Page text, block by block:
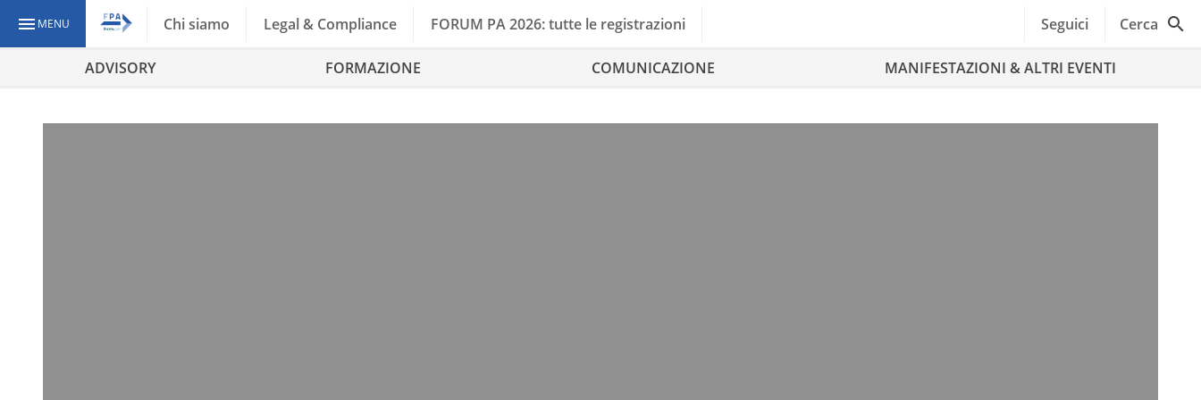
MENU Chi siamo Legal & Compliance FORUM PA 2026: tutte le registrazioni Seguici Cerca
ADVISORY FORMAZIONE COMUNICAZIONE MANIFESTAZIONI & ALTRI EVENTI